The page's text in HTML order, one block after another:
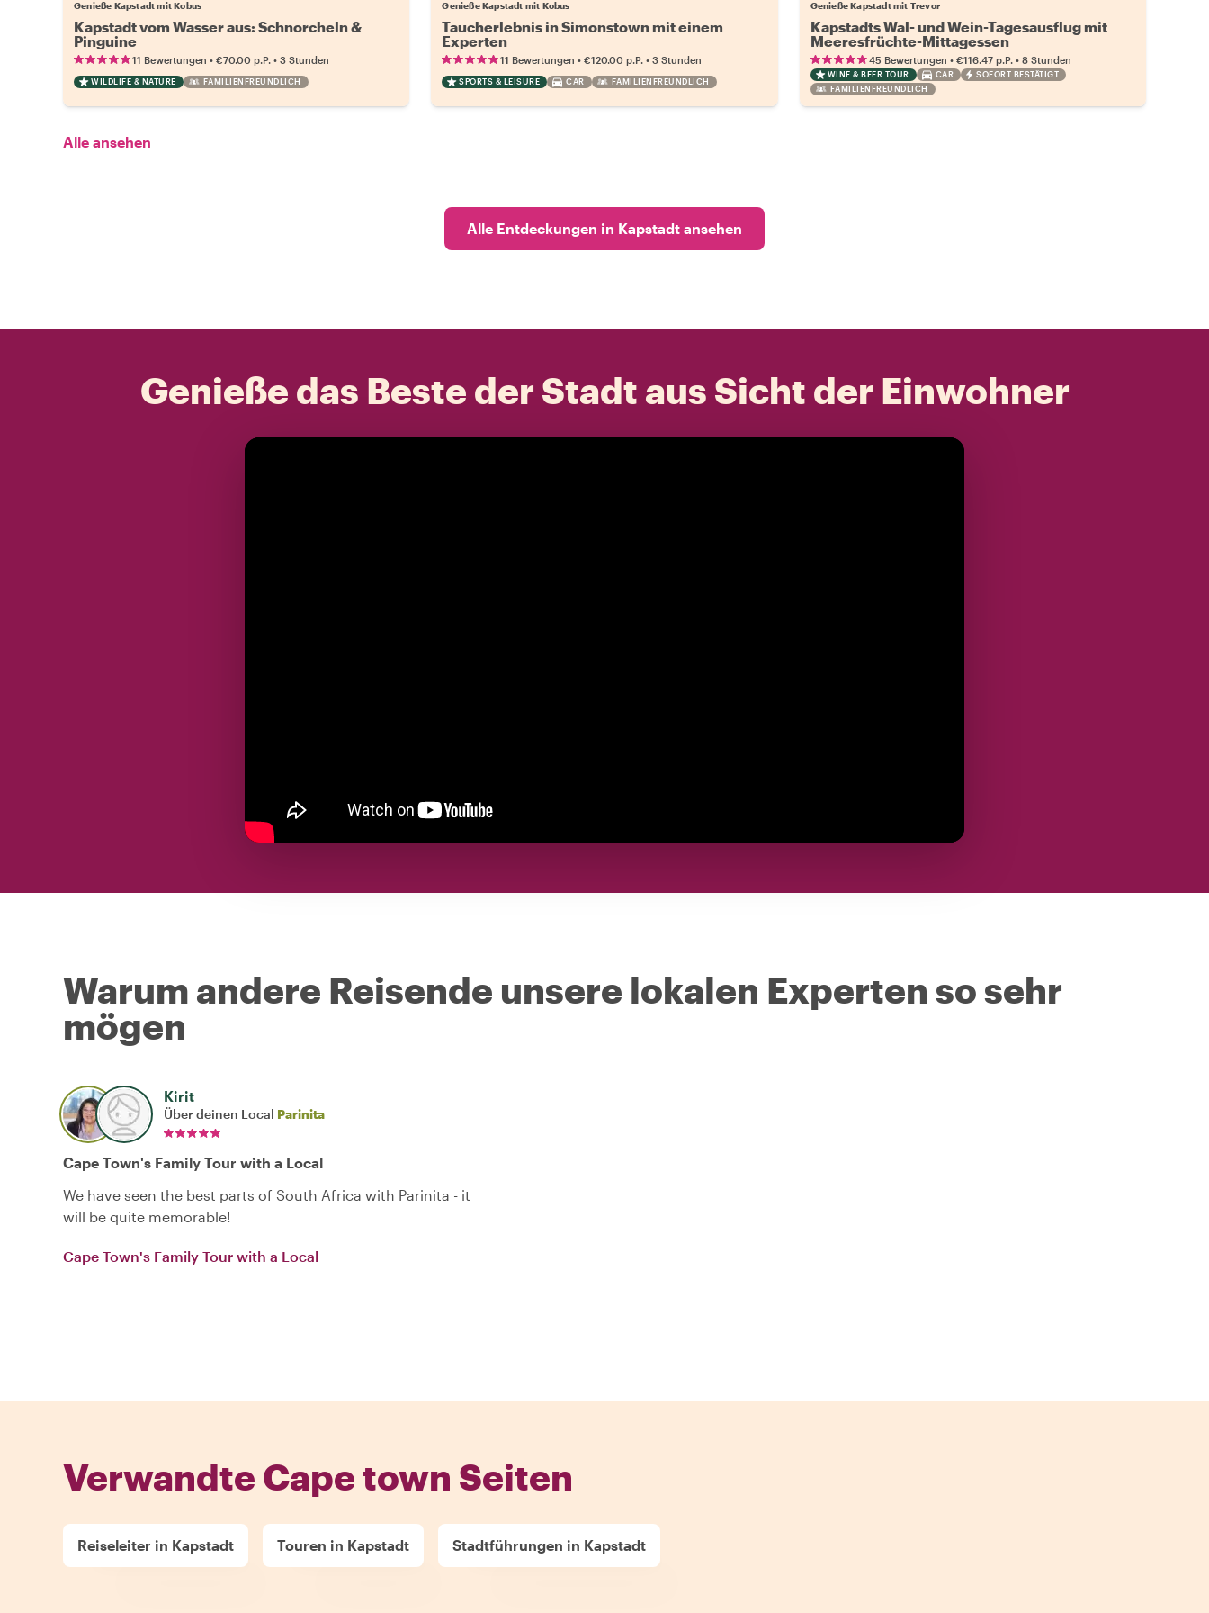
Genieße Kapstadt mit Kobus
Kapstadt vom Wasser aus: Schnorcheln &
Pinguine
11 Bewertungen • €70.00 p.P. • 3 Stunden
WILDLIFE & NATURE FAMILIENFREUNDLICH
Genieße Kapstadt mit Kobus
Taucherlebnis in Simonstown mit einem
Experten
11 Bewertungen •€120.00 p.P. •3 Stunden
SPORTS & LEISURE CAR FAMILIENFREUNDLICH
Genieße Kapstadt mit Trevor
Kapstadts Wal- und Wein-Tagesausflug mit
Meeresfrüchte-Mittagessen
45 Bewertungen • €116.47 p.P.• 8 Stunden
WINE & BEER TOUR CAR
SOFORT BESTÄTIGT
FAMILIENFREUNDLICH
Alle ansehen
Alle Entdeckungen in Kapstadt ansehen
Genieße das Beste der Stadt aus Sicht der Einwohner
Warum andere Reisende unsere lokalen Experten so sehr
mögen
Kirit
Über deinen Local Parinita
Cape Town's Family Tour with a Local
We have seen the best parts of South Africa with Parinita - it
will be quite memorable!
Cape Town's Family Tour with a Local
Verwandte Cape town Seiten
Reiseleiter in Kapstadt Touren in Kapstadt Stadtführungen in Kapstadt